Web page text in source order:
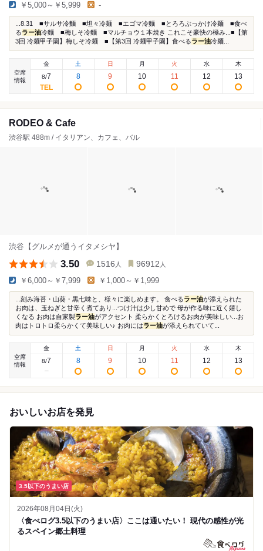
￥5,000～￥5,999 -
...8.31 ■サルサ冷麵 ■坦々冷麺 ■エゴマ冷麵 ■とろろぶっかけ冷麺 ■食べ
るラー油冷麵 ■梅しそ冷麵 ■マルチョウ１本焼き これこそ豪快の極み...■【第
3回 冷麺甲子園】梅しそ冷麺 ■【第3回 冷麺甲子園】食べるラー油冷麺...
空席
情報
金
8/7
土
8
日
9
月
10
火
11
水
12
木
13
RODEO & Cafe
渋谷駅 488m / イタリアン、カフェ、バル
渋谷【グルメが通うイタメシヤ】
3.50 1516 人 96912 人
￥6,000～￥7,999 ￥1,000～￥1,999
...刻み海苔・山葵・黒七味と、様々に楽しめます。 食べるラー油が添えられた
お肉は、玉ねぎと甘辛く煮てあり...つけ汁は少し甘めで 母が作る味に近く嬉し
くなる お肉は自家製ラー油がアクセント 柔らかくとろけるお肉が美味しい...お
肉はトロトロ柔らかくて美味しい♪ お肉にはラー油が添えられていて...
空席
情報
金
8/7
土
8
日
9
月
10
火
11
水
12
木
13
おいしいお店を発見
3.5以下のうまい店
2026年08月04日(火)
〈食べログ3.5以下のうまい店〉ここは通いたい！ 現代の感性が光
るスペイン郷土料理